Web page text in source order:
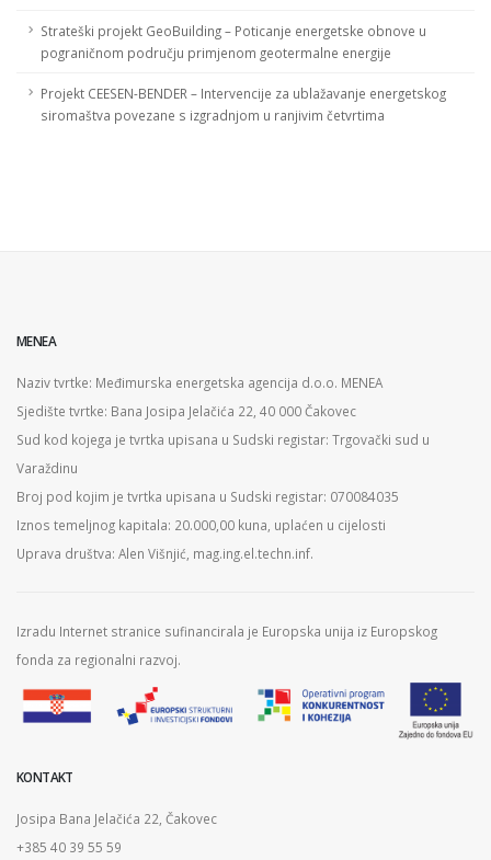
Strateški projekt GeoBuilding – Poticanje energetske obnove u
pograničnom području primjenom geotermalne energije
Projekt CEESEN-BENDER – Intervencije za ublažavanje energetskog
siromaštva povezane s izgradnjom u ranjivim četvrtima
MENEA
Naziv tvrtke: Međimurska energetska agencija d.o.o. MENEA
Sjedište tvrtke: Bana Josipa Jelačića 22, 40 000 Čakovec
Sud kod kojega je tvrtka upisana u Sudski registar: Trgovački sud u
Varaždinu
Broj pod kojim je tvrtka upisana u Sudski registar: 070084035
Iznos temeljnog kapitala: 20.000,00 kuna, uplaćen u cijelosti
Uprava društva: Alen Višnjić, mag.ing.el.techn.inf.
Izradu Internet stranice sufinancirala je Europska unija iz Europskog
fonda za regionalni razvoj.
KONTAKT
Josipa Bana Jelačića 22, Čakovec
+385 40 39 55 59